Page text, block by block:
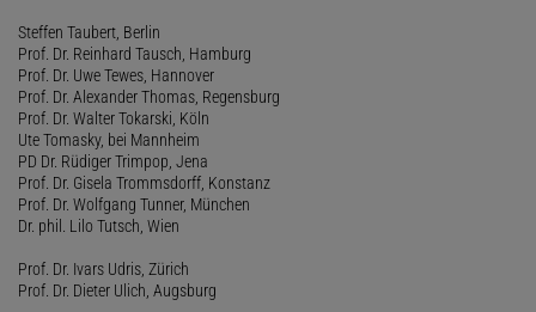
Steffen Taubert, Berlin
Prof. Dr. Reinhard Tausch, Hamburg
Prof. Dr. Uwe Tewes, Hannover
Prof. Dr. Alexander Thomas, Regensburg
Prof. Dr. Walter Tokarski, Köln
Ute Tomasky, bei Mannheim
PD Dr. Rüdiger Trimpop, Jena
Prof. Dr. Gisela Trommsdorff, Konstanz
Prof. Dr. Wolfgang Tunner, München
Dr. phil. Lilo Tutsch, Wien
Prof. Dr. Ivars Udris, Zürich
Prof. Dr. Dieter Ulich, Augsburg